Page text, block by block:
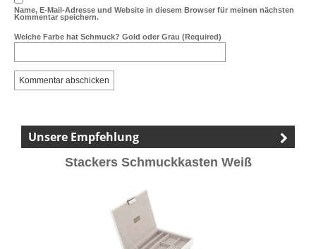
Name, E-Mail-Adresse und Website in diesem Browser für meinen nächsten
Kommentar speichern.
Welche Farbe hat Schmuck? Gold oder Grau (Required)
Unsere Empfehlung
Stackers Schmuckkasten Weiß